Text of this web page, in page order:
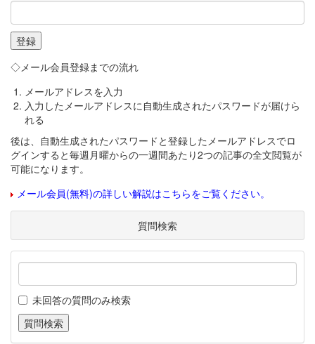
◇メール会員登録までの流れ
メールアドレスを入力
入力したメールアドレスに自動生成されたパスワードが届けら
れる
後は、自動生成されたパスワードと登録したメールアドレスでロ
グインすると毎週月曜からの一週間あたり2つの記事の全文閲覧が
可能になります。
メール会員(無料)の詳しい解説はこちらをご覧ください。
質問検索
未回答の質問のみ検索